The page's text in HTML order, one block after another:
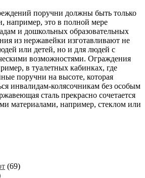
поручни должны быть только
например, это в полной мере
и дошкольных образовательных
из нержавейки изготавливают не
или детей, но и для людей с
возможностями. Ограждения
в туалетных кабинках, где
поручни на высоте, которая
инвалидам-колясочникам без особым
сталь прекрасно сочетается
материалами, например, стеклом или
(69)